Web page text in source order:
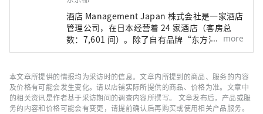
酒店 Management Japan 株式会社是一家酒店
管理公司，在日本经营着 24 家酒店（客房总
数：7,601 间）。除了自有品牌“东方酒店”和
“东方快车酒店”外，该公司还管理和经营各种
店”。
more
本文章所提供的情报均为采访时的信息。文章内所提到的商品、服务的内容
及价格有可能会发生变化。请以店铺实际所提供的商品、价格为准。文章中
的相关资讯是作者基于采访期间的调查内容所撰写。 文章发布后，产品或服
务的内容和价格可能会有变更，请提前确认后再购买或使用相关产品服务。